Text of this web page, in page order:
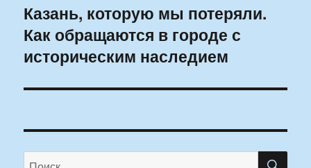
Следующая
запись:
Казань, которую мы потеряли.
Как обращаются в городе с
историческим наследием
Искать: